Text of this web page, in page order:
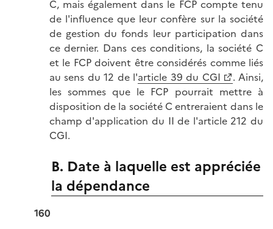
C, mais également dans le FCP compte tenu
de l'influence que leur confère sur la société
de gestion du fonds leur participation dans
ce dernier. Dans ces conditions, la société C
et le FCP doivent être considérés comme liés
au sens du 12 de l'article 39 du CGI
. Ainsi,
les sommes que le FCP pourrait mettre à
disposition de la société C entreraient dans le
champ d'application du II de l'article 212 du
CGI.
B. Date à laquelle est appréciée
la dépendance
160